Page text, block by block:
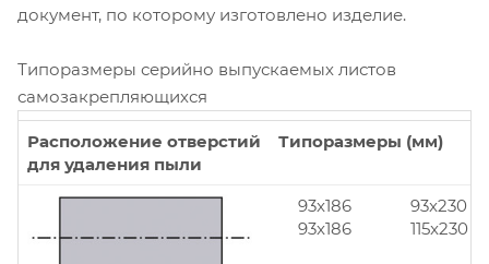
документ, по которому изготовлено изделие.
Типоразмеры серийно выпускаемых листов
самозакрепляющихся
Расположение отверстий
для удаления пыли
Типоразмеры (мм)
93x186
93x186
93x230
115x230